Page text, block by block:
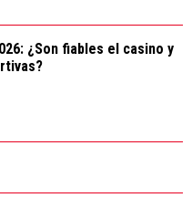
¿Son fiables el casino y